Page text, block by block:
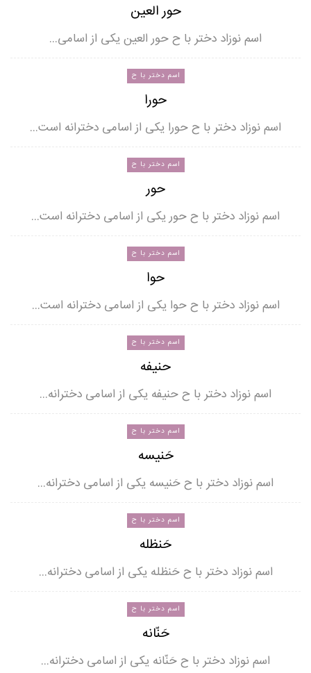
حور العین
اسم نوزاد دختر با ح حور العین یکی از اسامی…
اسم دختر با ح
حورا
اسم نوزاد دختر با ح حورا یکی از اسامی دخترانه است…
اسم دختر با ح
حور
اسم نوزاد دختر با ح حور یکی از اسامی دخترانه است…
اسم دختر با ح
حوا
اسم نوزاد دختر با ح حوا یکی از اسامی دخترانه است…
اسم دختر با ح
حنیفه
اسم نوزاد دختر با ح حنیفه یکی از اسامی دخترانه…
اسم دختر با ح
حَنیسه
اسم نوزاد دختر با ح حَنیسه یکی از اسامی دخترانه…
اسم دختر با ح
حَنظله
اسم نوزاد دختر با ح حَنظله یکی از اسامی دخترانه…
اسم دختر با ح
حَنّانه
اسم نوزاد دختر با ح حَنّانه یکی از اسامی دخترانه…